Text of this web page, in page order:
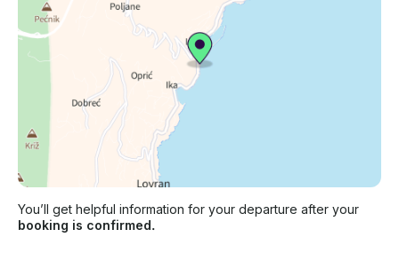
You’ll get helpful information for your departure after your
booking is confirmed.